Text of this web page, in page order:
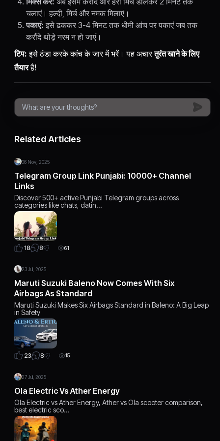
चलाएं। हल्दी, मिर्च और नमक मिलाएं।
पकाएं: इसे ढककर 3-4 मिनट तक धीमी आंच पर पकाएं जब तक
करौंदे थोड़े नरम न हो जाएं।
टिप: इसे ठंडा करके कांच के जार में भरें। यह अचारतुरंत खाने के लिए
तैयारहै!
Related Articles
06 Nov, 2025
Telegram Group Link Punjabi: 10000+ Channel
Links
Discover 500+ active Punjabi Telegram groups across
categories like chats, datin…
18 8 61
23 Jul, 2025
Maruti Suzuki Baleno Now Comes With Six
Airbags As Standard
Maruti Suzuki Makes Six Airbags Standard in Baleno: A Big Leap
in Safety
23 8 15
27 Jul, 2025
Ola Electric Vs Ather Energy
Ola Electric vs Ather Energy, Ather vs Ola scooter comparison,
best electric sco…